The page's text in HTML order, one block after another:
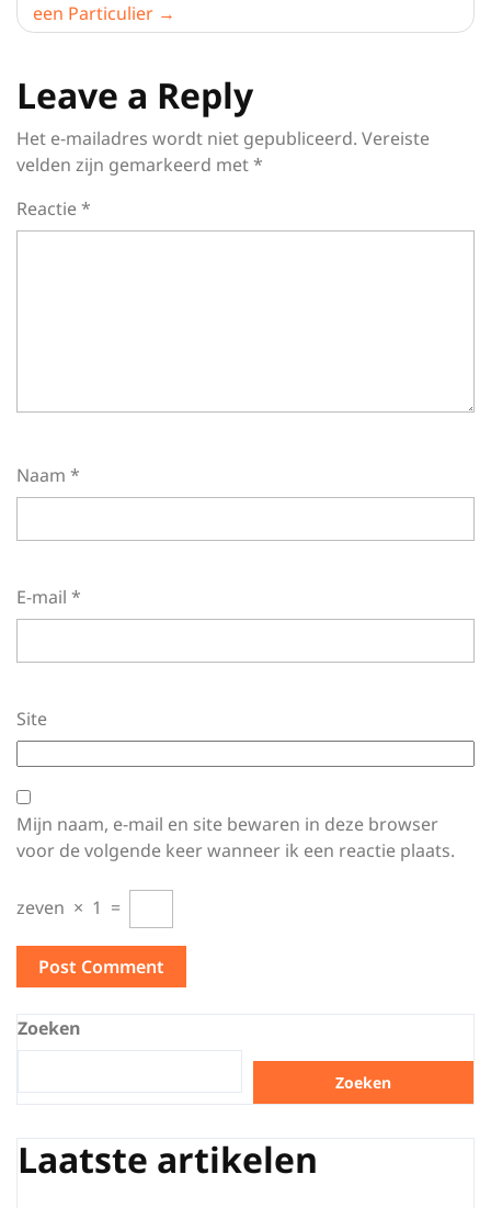
een Particulier
Leave a Reply
Het e-mailadres wordt niet gepubliceerd. Vereiste
velden zijn gemarkeerd met*
Reactie*
Naam *
E-mail *
Site
Mijn naam, e-mail en site bewaren in deze browser
voor de volgende keer wanneer ik een reactie plaats.
zeven × 1 =
Zoeken
Zoeken
Laatste artikelen